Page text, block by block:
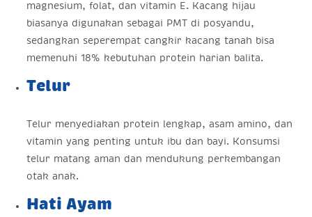
magnesium, folat, dan vitamin E. Kacang hijau
biasanya digunakan sebagai PMT di posyandu,
sedangkan seperempat cangkir kacang tanah bisa
memenuhi 18% kebutuhan protein harian balita.
Telur
Telur menyediakan protein lengkap, asam amino, dan
vitamin yang penting untuk ibu dan bayi. Konsumsi
telur matang aman dan mendukung perkembangan
otak anak.
Hati Ayam